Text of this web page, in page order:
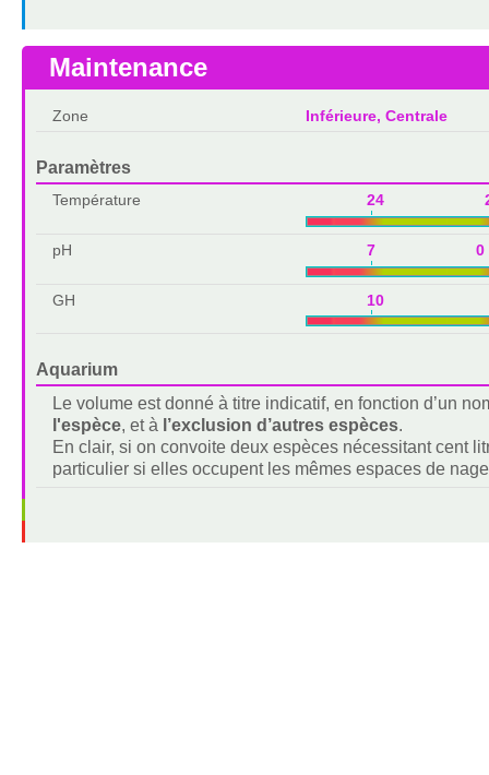
Maintenance
Zone Inférieure, Centrale
Paramètres
Température 24
pH 7 0
GH 10
Aquarium
Le volume est donné à titre indicatif, en fonction d’un
l'espèce, et à l’exclusion d’autres espèces.
En clair, si on convoite deux espèces nécessitant cent
particulier si elles occupent les mêmes espaces de